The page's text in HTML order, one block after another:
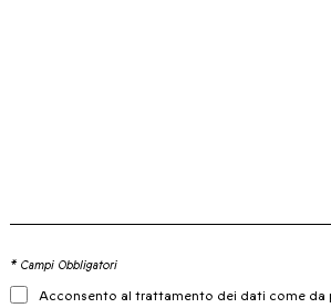
* Campi Obbligatori
Acconsento al trattamento dei dati come da